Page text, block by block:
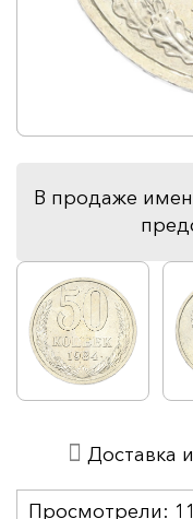
В продаже
Просмотрели:
Доставка